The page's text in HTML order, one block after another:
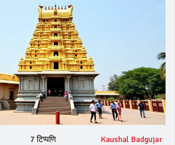
7 टिप्पणि Kaushal Badgujar